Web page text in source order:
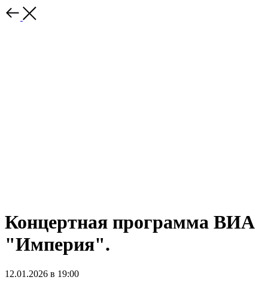
Концертная программа ВИА
"Империя".
12.01.2026 в 19:00